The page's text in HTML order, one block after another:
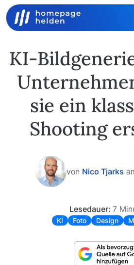
KI-
sie ein
Shooting
von Nico Tjarks
Lesedauer: 7
KI Foto Design